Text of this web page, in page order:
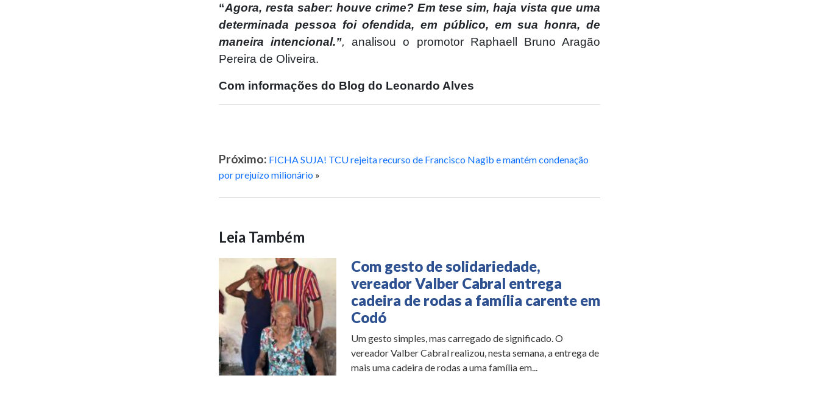
“Agora, resta saber: houve crime? Em tese sim, haja vista que uma
determinada pessoa foi ofendida, em público, em sua honra, de
maneira intencional.”,
analisou o promotor Raphaell Bruno Aragão
Pereira de Oliveira.
Com informações do Blog do Leonardo Alves
Próximo: FICHA SUJA! TCU rejeita recurso de Francisco Nagib e mantém condenação
por prejuízo milionário »
Leia Também
Com gesto de solidariedade,
vereador Valber Cabral entrega
cadeira de rodas a família carente em
Codó
Um gesto simples, mas carregado de significado. O
vereador Valber Cabral realizou, nesta semana, a entrega de
mais uma cadeira de rodas a uma família em...